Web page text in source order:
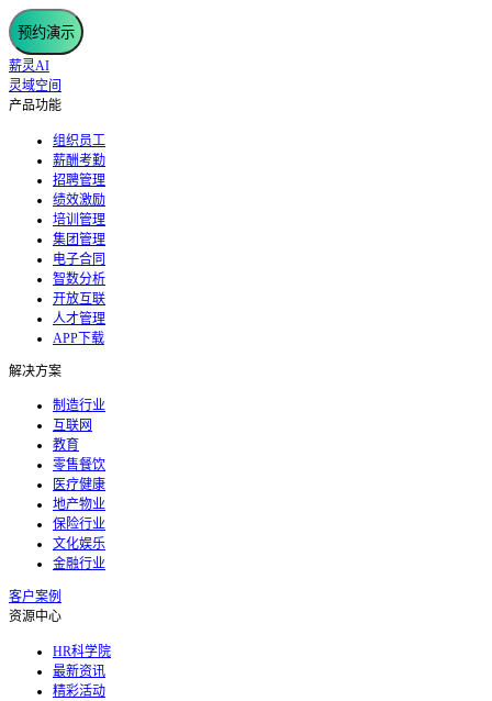
预约演示
薪灵AI
灵域空间
产品功能
组织员工
薪酬考勤
招聘管理
绩效激励
培训管理
集团管理
电子合同
智数分析
开放互联
人才管理
APP下载
解决方案
制造行业
互联网
教育
零售餐饮
医疗健康
地产物业
保险行业
文化娱乐
金融行业
客户案例
资源中心
HR科学院
最新资讯
精彩活动